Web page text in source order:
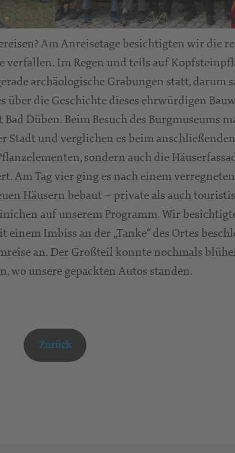
Am Anreisetage besichtigten wir die
verfallen. Im Regen und teils auf
archäologische Grabungen statt, darum
über die Geschichte dieses ehrwürdigen
Düben. Beim Besuch des Burgmuseums
Stadt und verglichen es beim
sondern auch die
Am Tag vier ging es nach einem
Häusern bebaut – private als auch
auf unserem Programm. Wir
Imbiss an der „Tanke“ des Ortes
an. Der Großteil konnte nochmals
wo unsere gepackten Autos standen.
Zurück